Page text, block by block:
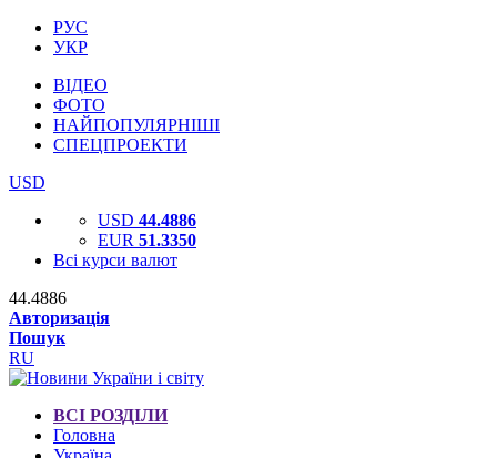
РУС
УКР
ВІДЕО
ФОТО
НАЙПОПУЛЯРНІШІ
СПЕЦПРОЕКТИ
USD
USD 44.4886
EUR 51.3350
Всі курси валют
44.4886
Авторизація
Пошук
RU
ВСІ РОЗДІЛИ
Головна